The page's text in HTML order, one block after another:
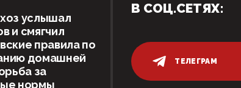
услышал
и смягчил
правила по
домашней
за
нормы
В СОЦ.СЕТЯХ:
ТЕЛЕГРАМ